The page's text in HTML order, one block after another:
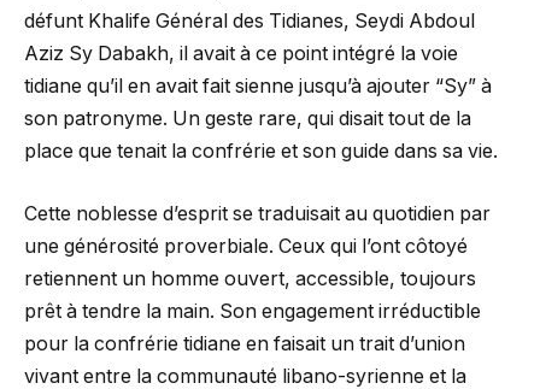
défunt Khalife Général des Tidianes, Seydi Abdoul
Aziz Sy Dabakh, il avait à ce point intégré la voie
tidiane qu’il en avait fait sienne jusqu’à ajouter “Sy” à
son patronyme. Un geste rare, qui disait tout de la
place que tenait la confrérie et son guide dans sa vie.
Cette noblesse d’esprit se traduisait au quotidien par
une générosité proverbiale. Ceux qui l’ont côtoyé
retiennent un homme ouvert, accessible, toujours
prêt à tendre la main. Son engagement irréductible
pour la confrérie tidiane en faisait un trait d’union
vivant entre la communauté libano-syrienne et la